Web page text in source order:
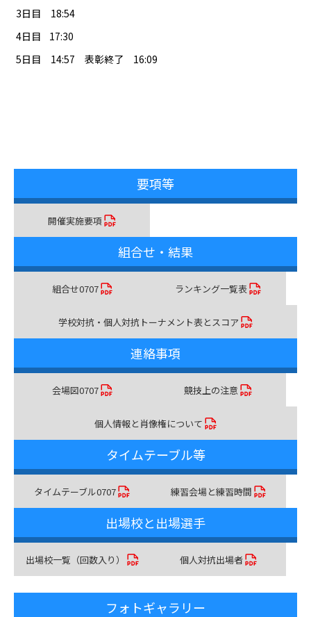
3日目　18:54
4日目    17:30
5日目　14:57 表彰終了　16:09
要項等
開催実施要項
組合せ・結果
組合せ0707 ランキング一覧表
学校対抗・個人対抗トーナメント表とスコア
連絡事項
会場図0707 競技上の注意
個人情報と肖像権について
タイムテーブル等
タイムテーブル0707 練習会場と練習時間
出場校と出場選手
出場校一覧（回数入り） 個人対抗出場者
フォトギャラリー